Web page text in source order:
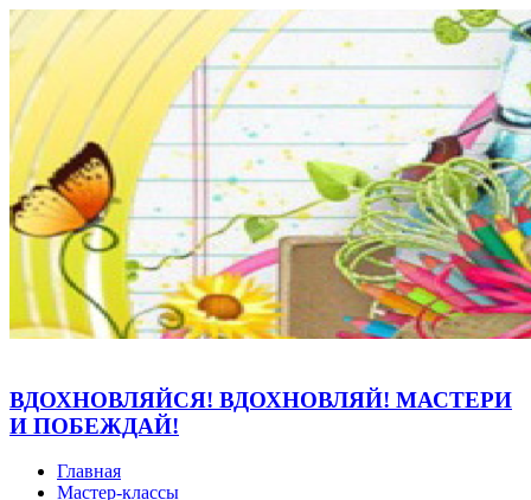
ВДОХНОВЛЯЙСЯ! ВДОХНОВЛЯЙ! МАСТЕРИ
И ПОБЕЖДАЙ!
Главная
Мастер-классы